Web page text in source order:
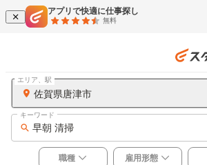
アプリで快適に仕事探し
無料
佐賀県唐津市
エリア、駅
早朝 清掃
キーワード
職種 雇用形態